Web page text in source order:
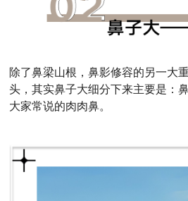
除了鼻梁山根，鼻影修容的另一大
头，其实鼻子大细分下来主要是：
大家常说的肉肉鼻。